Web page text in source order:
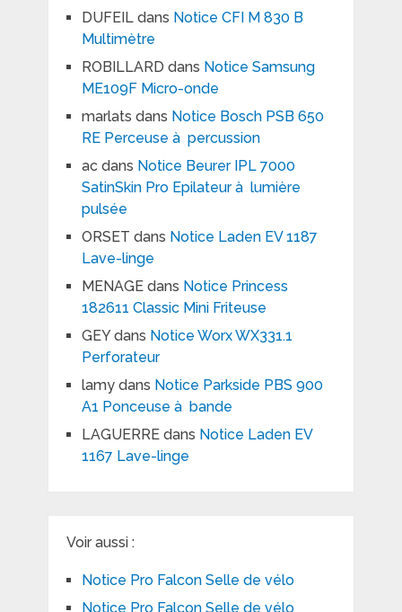
DUFEILdans Notice CFI M 830 B
Multimètre
ROBILLARD dans Notice Samsung
ME109F Micro-onde
marlats dans Notice Bosch PSB 650
RE Perceuse à percussion
acdans Notice Beurer IPL 7000
SatinSkin Pro Epilateur à lumière
pulsée
ORSET dans Notice Laden EV 1187
Lave-linge
MENAGEdans Notice Princess
182611 Classic Mini Friteuse
GEYdans Notice Worx WX331.1
Perforateur
lamydans Notice Parkside PBS 900
A1 Ponceuse à bande
LAGUERREdans Notice Laden EV
1167 Lave-linge
Voir aussi :
Notice Pro Falcon Selle de vélo
Notice Pro Falcon Selle de vélo